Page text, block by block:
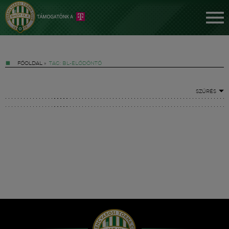
FŐOLDAL » TAG: BL-ELŐDÖNTŐ
SZŰRÉS
Hírek